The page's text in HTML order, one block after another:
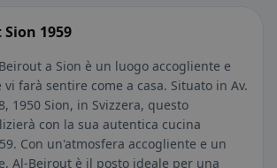
1959
a Sion è un luogo accogliente e
farà sentire come a casa. Situato in Av.
1950 Sion, in Svizzera, questo
con la sua autentica cucina
Con un'atmosfera accogliente e un
Al-Beirout è il posto ideale per una